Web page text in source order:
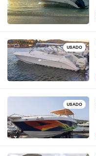
USADO
USADO